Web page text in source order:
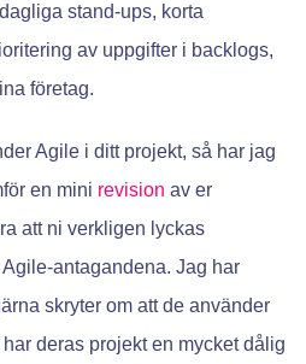
stand-ups, korta
av uppgifter i backlogs,
företag.
Agile i ditt projekt, så har jag
en mini revision av er
att ni verkligen lyckas
antagandena. Jag har
skryter om att de använder
deras projekt en mycket dålig